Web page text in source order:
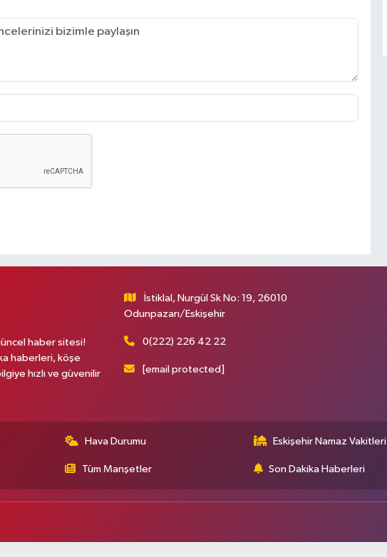
haber sitesi!
haberleri, köşe
hızlı ve güvenilir
İstiklal, Nurgül Sk No: 19, 26010
Odunpazarı/Eskişehir
0(222) 226 42 22
[email protected]
Hava Durumu Eskişehir Namaz Vakitleri
Tüm Manşetler Son Dakika Haberleri